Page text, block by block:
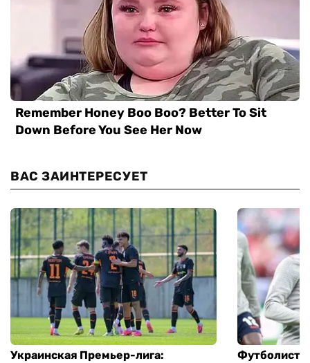
ВАС ЗАИНТЕРЕСУЕТ
Украинская Премьер-лига:
Футболист